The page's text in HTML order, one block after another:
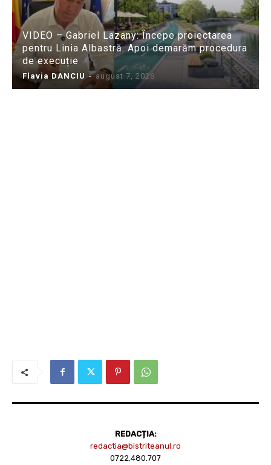
VIDEO – Gabriel Lazany: Începe proiectarea
pentru Linia Albastră. Apoi demarăm procedura
de execuție
Flavia DANCIU - august 7, 2026
REDACȚIA:
redactia@bistriteanul.ro
0722.480.707